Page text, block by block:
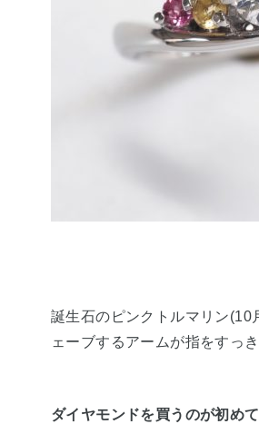
誕生石のピンクトルマリン(10
ェーブするアームが指をすっ
ダイヤモンドを買うのが初め